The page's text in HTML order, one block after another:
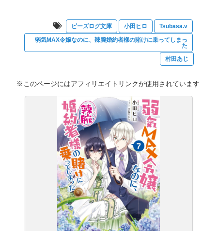
ビーズログ文庫 小田ヒロ
Tsubasa.v
弱気MAX令嬢なのに、辣腕婚約者様の賭けに乗ってしまっ
た
村田あじ
※このページにはアフィリエイトリンクが使用されています